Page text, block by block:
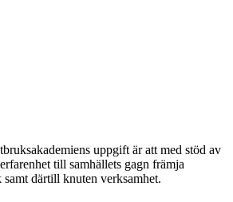
uppgift är att med stöd av
till samhällets gagn främja
därtill knuten verksamhet.